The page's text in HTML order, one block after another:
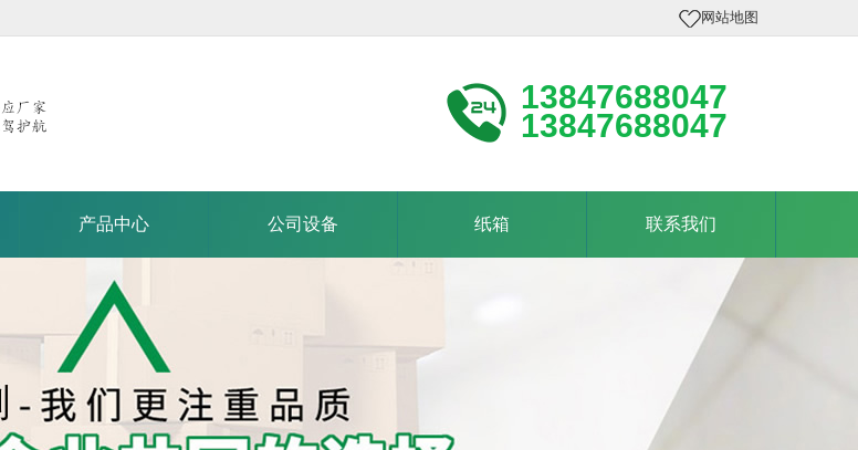
网站地图
13847688047
13847688047
产品中心 公司设备 纸箱 联系我们